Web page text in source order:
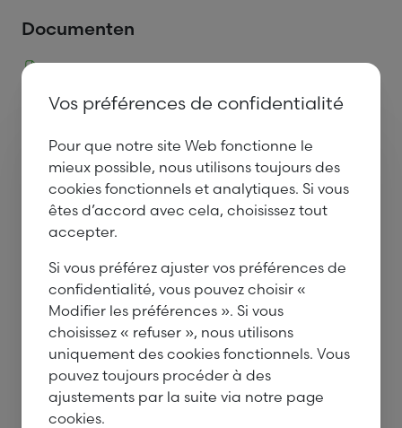
Documenten
MDFprimeFR.pdf
Section et épaisseurs disponibles
2440 x 1220 en épaisseur 18mm
Applications
Meubles
Intérieur
Construction du stand
Caractéristiques
Vos préférences de confidentialité
Pour que notre site Web fonctionne le
mieux possible, nous utilisons toujours des
cookies fonctionnels et analytiques. Si vous
êtes d’accord avec cela, choisissez tout
accepter.
Si vous préférez ajuster vos préférences de
confidentialité, vous pouvez choisir «
Modifier les préférences ». Si vous
choisissez « refuser », nous utilisons
uniquement des cookies fonctionnels. Vous
pouvez toujours procéder à des
ajustements par la suite via notre page
cookies.